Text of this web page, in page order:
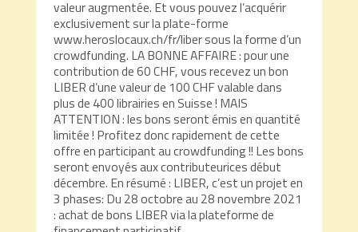
valeur augmentée. Et vous pouvez l’acquérir
exclusivement sur la plate-forme
www.heroslocaux.ch/fr/liber sous la forme d’un
crowdfunding. LA BONNE AFFAIRE : pour une
contribution de 60 CHF, vous recevez un bon
LIBER d’une valeur de 100 CHF valable dans
plus de 400 librairies en Suisse ! MAIS
ATTENTION : les bons seront émis en quantité
limitée ! Profitez donc rapidement de cette
offre en participant au crowdfunding !! Les bons
seront envoyés aux contributeurices début
décembre. En résumé : LIBER, c’est un projet en
3 phases: Du 28 octobre au 28 novembre 2021
: achat de bons LIBER via la plateforme de